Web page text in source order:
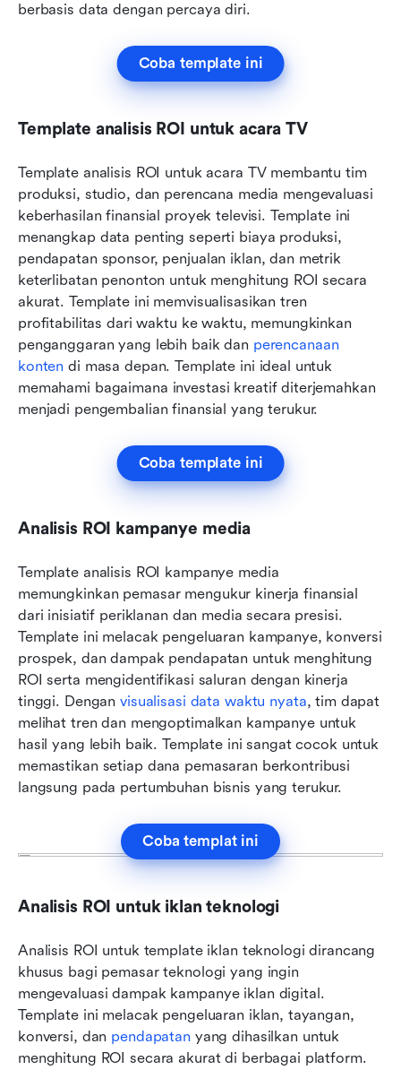
berbasis data dengan percaya diri.
Coba template ini
Template analisis ROI untuk acara TV
Template analisis ROI untuk acara TV membantu tim
produksi, studio, dan perencana media mengevaluasi
keberhasilan finansial proyek televisi. Template ini
menangkap data penting seperti biaya produksi,
pendapatan sponsor, penjualan iklan, dan metrik
keterlibatan penonton untuk menghitung ROI secara
akurat. Template ini memvisualisasikan tren
profitabilitas dari waktu ke waktu, memungkinkan
penganggaran yang lebih baik dan perencanaan
konten di masa depan. Template ini ideal untuk
memahami bagaimana investasi kreatif diterjemahkan
menjadi pengembalian finansial yang terukur.
Coba template ini
Analisis ROI kampanye media
Template analisis ROI kampanye media
memungkinkan pemasar mengukur kinerja finansial
dari inisiatif periklanan dan media secara presisi.
Template ini melacak pengeluaran kampanye, konversi
prospek, dan dampak pendapatan untuk menghitung
ROI serta mengidentifikasi saluran dengan kinerja
tinggi. Dengan visualisasi data waktu nyata, tim dapat
melihat tren dan mengoptimalkan kampanye untuk
hasil yang lebih baik. Template ini sangat cocok untuk
memastikan setiap dana pemasaran berkontribusi
langsung pada pertumbuhan bisnis yang terukur.
Coba templat ini
Analisis ROI untuk iklan teknologi
Analisis ROI untuk template iklan teknologi dirancang
khusus bagi pemasar teknologi yang ingin
mengevaluasi dampak kampanye iklan digital.
Template ini melacak pengeluaran iklan, tayangan,
konversi, dan pendapatan yang dihasilkan untuk
menghitung ROI secara akurat di berbagai platform.